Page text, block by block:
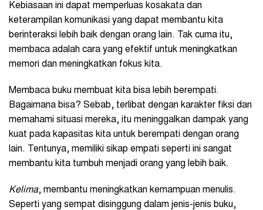
Kebiasaan ini dapat memperluas kosakata dan
keterampilan komunikasi yang dapat membantu kita
berinteraksi lebih baik dengan orang lain. Tak cuma itu,
membaca adalah cara yang efektif untuk meningkatkan
memori dan meningkatkan fokus kita.
Membaca buku membuat kita bisa lebih berempati.
Bagaimana bisa? Sebab, terlibat dengan karakter fiksi dan
memahami situasi mereka, itu meninggalkan dampak yang
kuat pada kapasitas kita untuk berempati dengan orang
lain. Tentunya, memiliki sikap empati seperti ini sangat
membantu kita tumbuh menjadi orang yang lebih baik.
Kelima, membantu meningkatkan kemampuan menulis.
Seperti yang sempat disinggung dalam jenis-jenis buku,